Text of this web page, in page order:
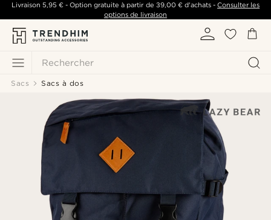
Rechercher
Livraison 5,95 €- Option gratuite à partir de 39,00 €d'achats -Consulter les
options de livraison
Sacs Sacs à dos